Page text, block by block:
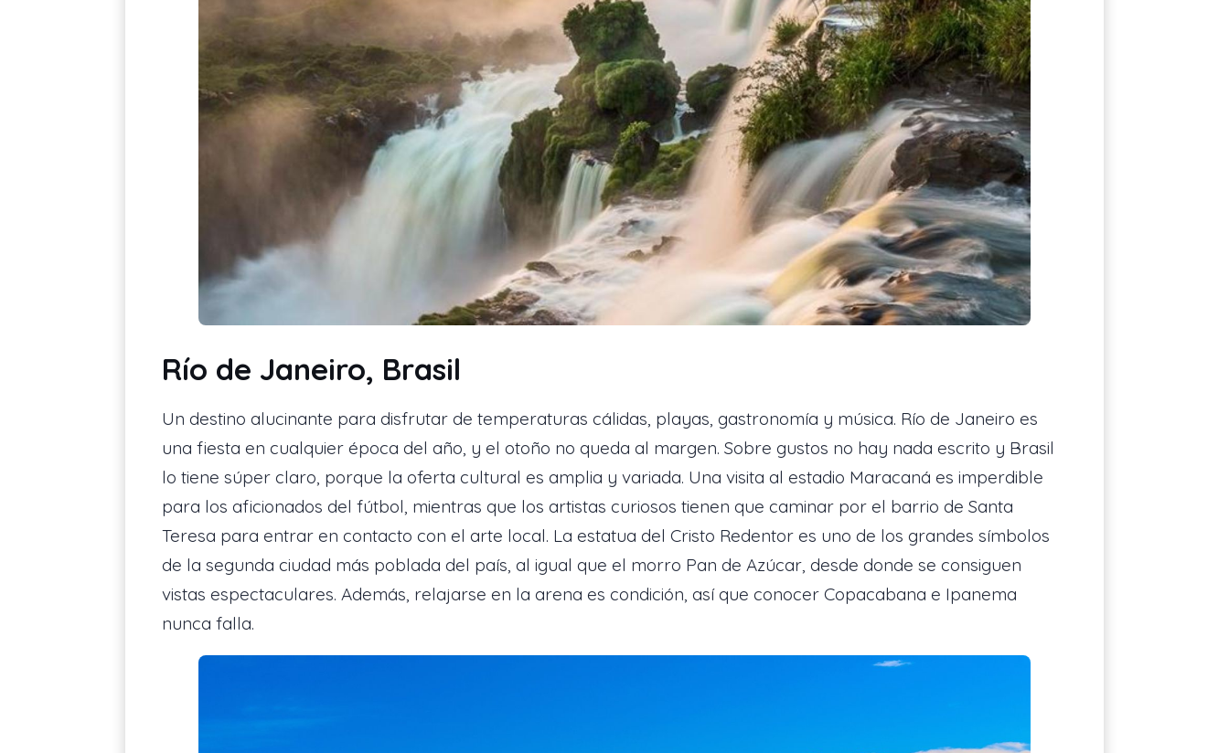
Río de Janeiro, Brasil
Un destino alucinante para disfrutar de temperaturas cálidas, playas, gastronomía y música. Río de Janeiro es
una fiesta en cualquier época del año, y el otoño no queda al margen. Sobre gustos no hay nada escrito y Brasil
lo tiene súper claro, porque la oferta cultural es amplia y variada. Una visita al estadio Maracaná es imperdible
para los aficionados del fútbol, mientras que los artistas curiosos tienen que caminar por el barrio de Santa
Teresa para entrar en contacto con el arte local. La estatua del Cristo Redentor es uno de los grandes símbolos
de la segunda ciudad más poblada del país, al igual que el morro Pan de Azúcar, desde donde se consiguen
vistas espectaculares. Además, relajarse en la arena es condición, así que conocer Copacabana e Ipanema
nunca falla.